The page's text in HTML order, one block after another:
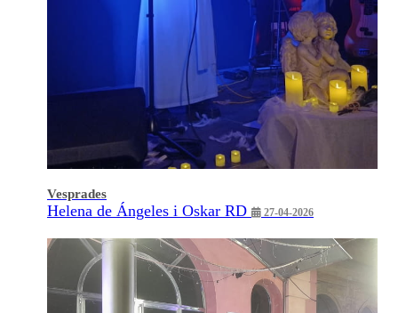
Vesprades
Helena de Ángeles i Oskar RD 27-04-2026